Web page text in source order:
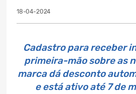
18-04-2024
Cadastro para receber
primeira-mão sobre as
marca dá desconto
e está ativo até 7 de